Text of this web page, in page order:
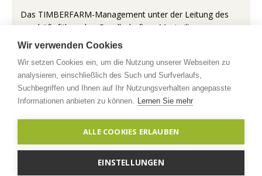
Das TIMBERFARM-Management unter der Leitung des
geschäftsführenden Gesellschafters Maximilian
Breidenstein war am 7. Oktober Gast auf der Expo Real in
Mehr...
Datenschutzerklärung|Kontakt
Wir verwenden Cookies
Wir setzen Cookies ein, um die Nutzung unserer Webseiten zu
analysieren, einschließlich des Such und Surfverlaufs,
Suchbegriffen und Ihnen auf Ihr Nutzungsverhalten angepasste
Informationen anbieten zu können. Lernen Sie mehr
ALLE COOKIES ERLAUBEN
EINSTELLUNGEN